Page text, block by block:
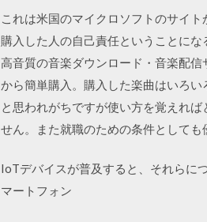
これは米国のマイクロソフトのサイ
購入した人の自己責任ということに
高音質の音楽ダウンロード・音楽配
から簡単購入。購入した楽曲はいろ
と思われがちですが使い方を覚えれ
せん。また就職のための条件としても
IoTデバイスが普及すると、それらに
マートフォン